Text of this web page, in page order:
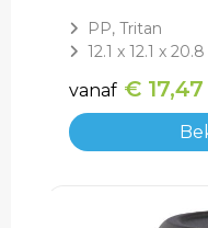
PP, Tritan
12.1 x 12.1 x
vanaf € 17,47